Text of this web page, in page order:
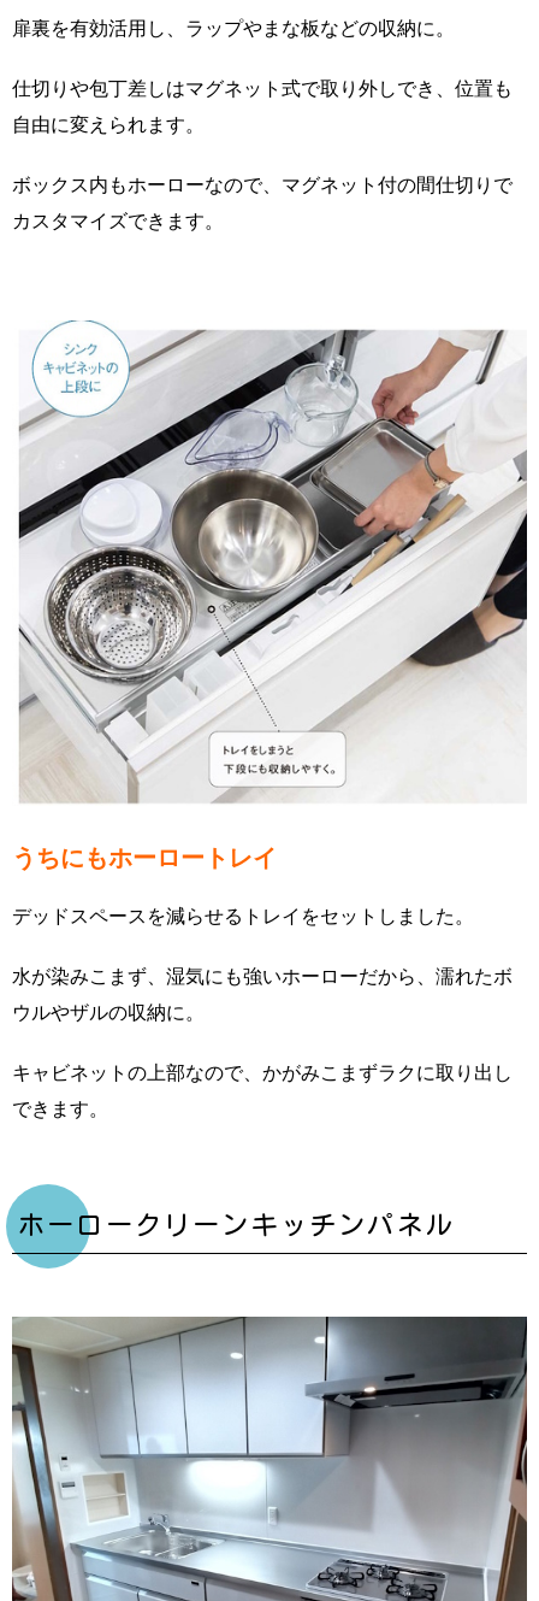
扉裏を有効活用し、ラップやまな板などの収納に。
仕切りや包丁差しはマグネット式で取り外しでき、位置も
自由に変えられます。
ボックス内もホーローなので、マグネット付の間仕切りで
カスタマイズできます。
うちにもホーロートレイ
デッドスペースを減らせるトレイをセットしました。
水が染みこまず、湿気にも強いホーローだから、濡れたボ
ウルやザルの収納に。
キャビネットの上部なので、かがみこまずラクに取り出し
できます。
ホーロークリーンキッチンパネル